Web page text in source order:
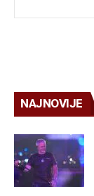
NAJNOVIJE